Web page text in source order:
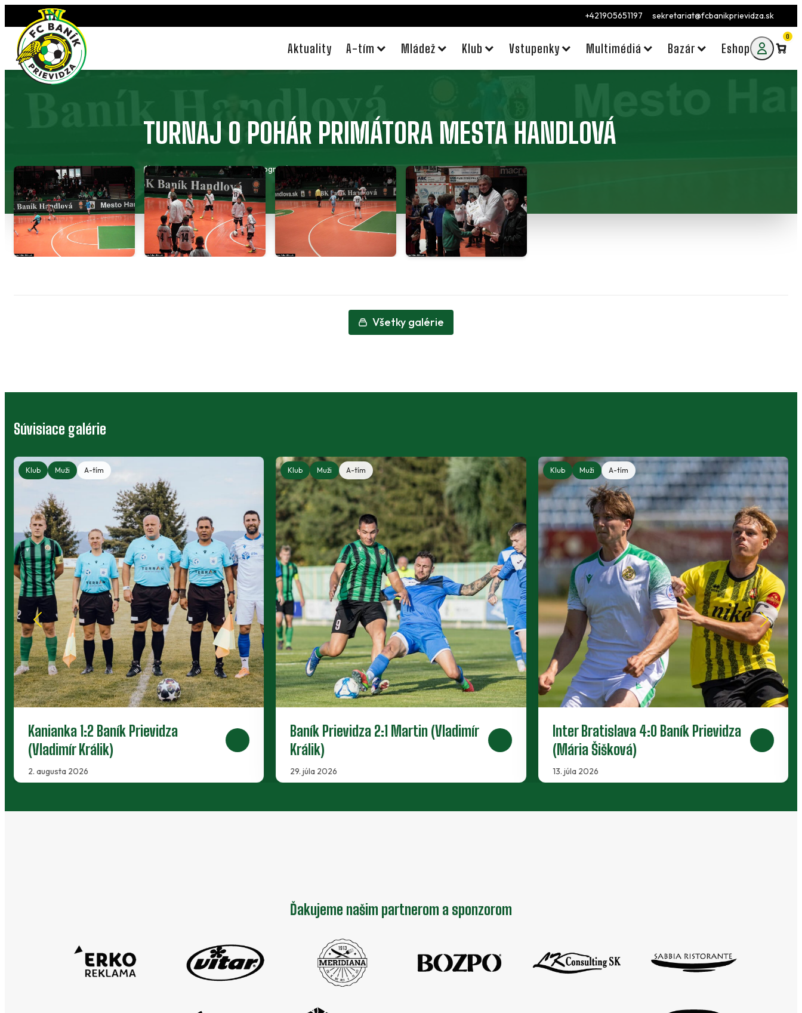
Preskočiť
na
obsah
+421905651197 sekretariat@fcbanikprievidza.sk
Aktuality A-tím Mládež Klub Vstupenky Multimédiá Bazár Eshop
0
TURNAJ O POHÁR PRIMÁTORA MESTA HANDLOVÁ
26. novembra 2012 4 fotografií
Všetky galérie
Súvisiace galérie
Klub Muži A-tím
Baník Prievidza 3:2 Gabčíkovo
(Vladimír Králik)
2. júna 2026
Klub Muži A-tím
Baník Prievidza 2:0 Senec (Vladimír
Králik)
25. mája 2026
Klub Muži A-tím
Baník Prievidza 3:0 DAC Dunajská
Streda B (Erika Kollárová)
12. mája 2026
Ďakujeme našim partnerom a sponzorom